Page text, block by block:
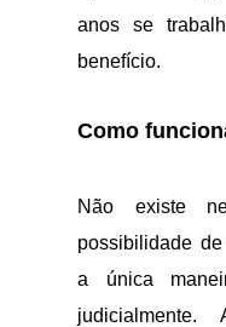
anos se
benefício.
Como
Não existe
possibilidade
a única